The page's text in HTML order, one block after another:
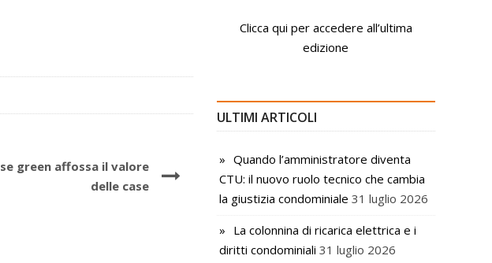
green affossa il valore
delle case
Clicca qui per accedere all’ultima
edizione
ULTIMI ARTICOLI
Quando l’amministratore diventa
CTU: il nuovo ruolo tecnico che cambia
la giustizia condominiale 31 luglio 2026
La colonnina di ricarica elettrica e i
diritti condominiali 31 luglio 2026